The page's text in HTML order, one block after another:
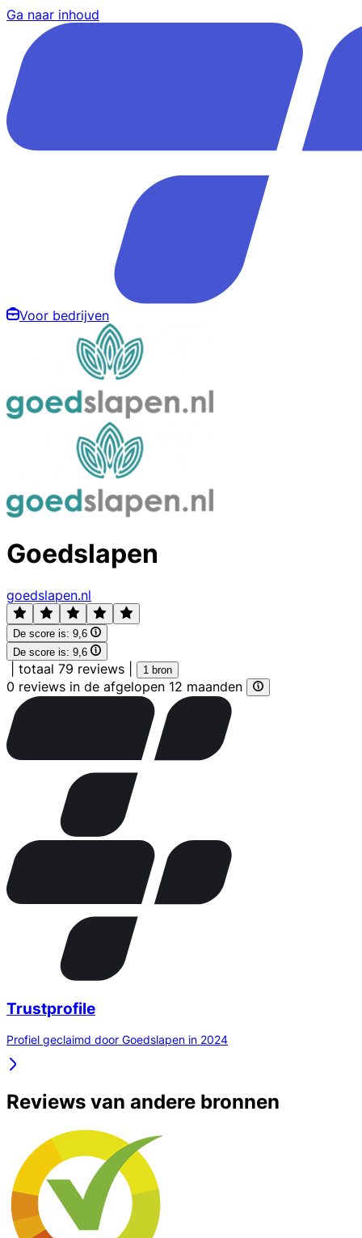
Ga naar inhoud
Voor bedrijven
Goedslapen
goedslapen.nl
De score is: 9,6
De score is: 9,6
totaal 79 reviews 1 bron
0 reviews in de afgelopen 12 maanden
Trustprofile
Profiel geclaimd door Goedslapen in 2024
Reviews van andere bronnen